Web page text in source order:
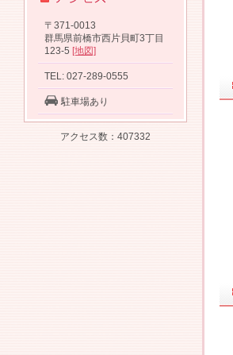
〒371-0013
群馬県前橋市西片貝町3丁目
123-5 [地図]
TEL: 027-289-0555
駐車場あり
アクセス数：407332